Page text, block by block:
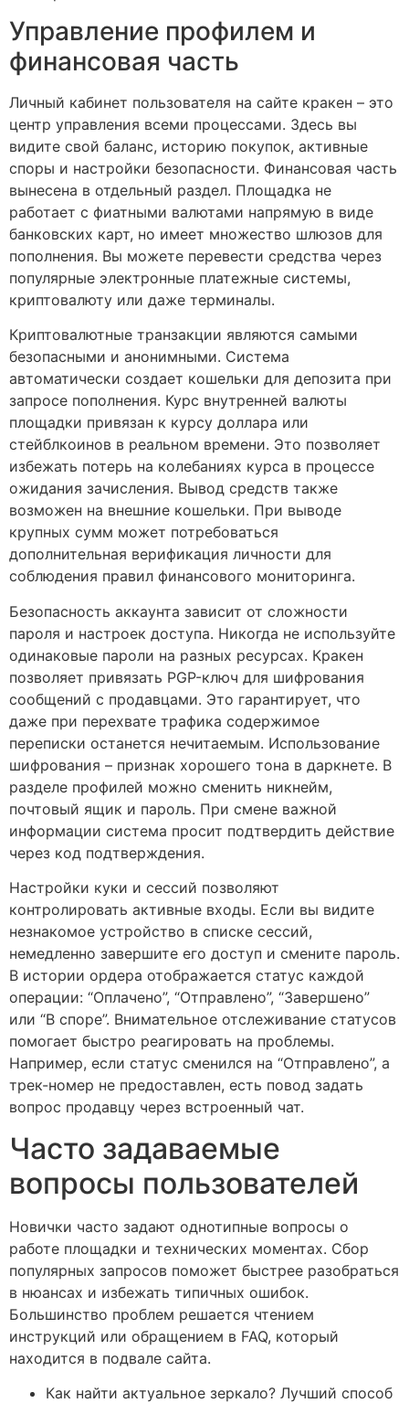
Управление профилем и
финансовая часть
Личный кабинет пользователя на сайте кракен – это
центр управления всеми процессами. Здесь вы
видите свой баланс, историю покупок, активные
споры и настройки безопасности. Финансовая часть
вынесена в отдельный раздел. Площадка не
работает с фиатными валютами напрямую в виде
банковских карт, но имеет множество шлюзов для
пополнения. Вы можете перевести средства через
популярные электронные платежные системы,
криптовалюту или даже терминалы.
Криптовалютные транзакции являются самыми
безопасными и анонимными. Система
автоматически создает кошельки для депозита при
запросе пополнения. Курс внутренней валюты
площадки привязан к курсу доллара или
стейблкоинов в реальном времени. Это позволяет
избежать потерь на колебаниях курса в процессе
ожидания зачисления. Вывод средств также
возможен на внешние кошельки. При выводе
крупных сумм может потребоваться
дополнительная верификация личности для
соблюдения правил финансового мониторинга.
Безопасность аккаунта зависит от сложности
пароля и настроек доступа. Никогда не используйте
одинаковые пароли на разных ресурсах. Кракен
позволяет привязать PGP-ключ для шифрования
сообщений с продавцами. Это гарантирует, что
даже при перехвате трафика содержимое
переписки останется нечитаемым. Использование
шифрования – признак хорошего тона в даркнете. В
разделе профилей можно сменить никнейм,
почтовый ящик и пароль. При смене важной
информации система просит подтвердить действие
через код подтверждения.
Настройки куки и сессий позволяют
контролировать активные входы. Если вы видите
незнакомое устройство в списке сессий,
немедленно завершите его доступ и смените пароль.
В истории ордера отображается статус каждой
операции: “Оплачено”, “Отправлено”, “Завершено”
или “В споре”. Внимательное отслеживание статусов
помогает быстро реагировать на проблемы.
Например, если статус сменился на “Отправлено”, а
трек-номер не предоставлен, есть повод задать
вопрос продавцу через встроенный чат.
Часто задаваемые
вопросы пользователей
Новички часто задают однотипные вопросы о
работе площадки и технических моментах. Сбор
популярных запросов поможет быстрее разобраться
в нюансах и избежать типичных ошибок.
Большинство проблем решается чтением
инструкций или обращением в FAQ, который
находится в подвале сайта.
Как найти актуальное зеркало? Лучший способ